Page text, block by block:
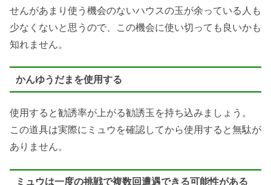
せんがあまり使う機会のないハウスの玉が余っている人も
少なくないと思うので、この機会に使い切っても良いかも
知れません。
かんゆうだまを使用する
使用すると勧誘率が上がる勧誘玉を持ち込みましょう。
この道具は実際にミュウを確認してから使用すると無駄が
ありません。
ミュウは一度の挑戦で複数回遭遇できる可能性がある